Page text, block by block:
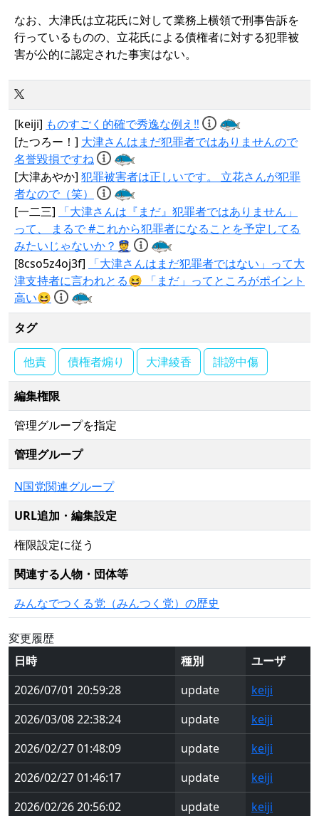
なお、大津氏は立花氏に対して業務上横領で刑事告訴を
行っているものの、立花氏による債権者に対する犯罪被
害が公的に認定された事実はない。
[keiji] ものすごく的確で秀逸な例え‼️
[たつろー！] 大津さんはまだ犯罪者ではありませんので
名誉毀損ですね
[大津あやか] 犯罪被害者は正しいです。 立花さんが犯罪
者なので（笑）
[一二三]
「大津さんは『まだ』犯罪者ではありません」
って、 まるで #これから犯罪者になることを予定してる
みたいじゃないか？👮
[8cso5z4oj3f]
「大津さんはまだ犯罪者ではない」って大
津支持者に言われとる😆 「まだ」ってところがポイント
高い😆
タグ
他責 債権者煽り 大津綾香 誹謗中傷
編集権限
管理グループを指定
管理グループ
N国党関連グループ
URL追加・編集設定
権限設定に従う
関連する人物・団体等
みんなでつくる党（みんつく党）の歴史
変更履歴
日時
種別
ユーザ
2026/07/01 20:59:28
update
keiji
2026/03/08 22:38:24
update
keiji
2026/02/27 01:48:09
update
keiji
2026/02/27 01:46:17
update
keiji
2026/02/26 20:56:02
update keiji